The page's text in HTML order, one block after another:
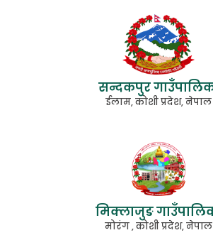
सन्दकपुर
ईलाम, कोशी प्रदेश, नेपाल
मिक्लाजुङ
मोरंग , कोशी प्रदेश, नेपाल